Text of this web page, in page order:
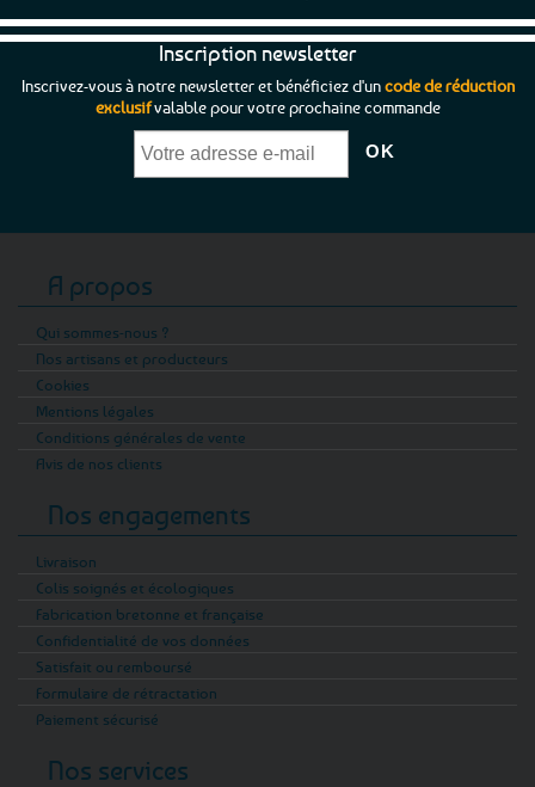
Inscription newsletter
Inscrivez-vous à notre newsletter et bénéficiez d'uncode de réduction
exclusifvalable pour votre prochaine commande
A propos
Qui sommes-nous ?
Nos artisans et producteurs
Cookies
Mentions légales
Conditions générales de vente
Avis de nos clients
Nos engagements
Livraison
Colis soignés et écologiques
Fabrication bretonne et française
Confidentialité de vos données
Satisfait ou remboursé
Formulaire de rétractation
Paiement sécurisé
Nos services